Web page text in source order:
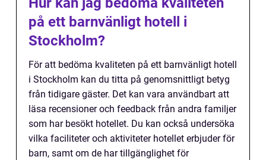
på ett barnvänligt hotell i
Stockholm?
För att bedöma kvaliteten på ett barnvänligt hotell
i Stockholm kan du titta på genomsnittligt betyg
från tidigare gäster. Det kan vara användbart att
läsa recensioner och feedback från andra familjer
som har besökt hotellet. Du kan också undersöka
vilka faciliteter och aktiviteter hotellet erbjuder för
barn, samt om de har tillgänglighet för